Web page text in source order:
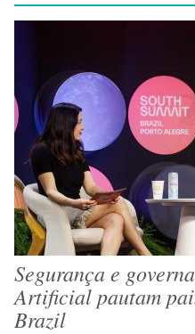
Segurança e
Artificial pautam
Brazil